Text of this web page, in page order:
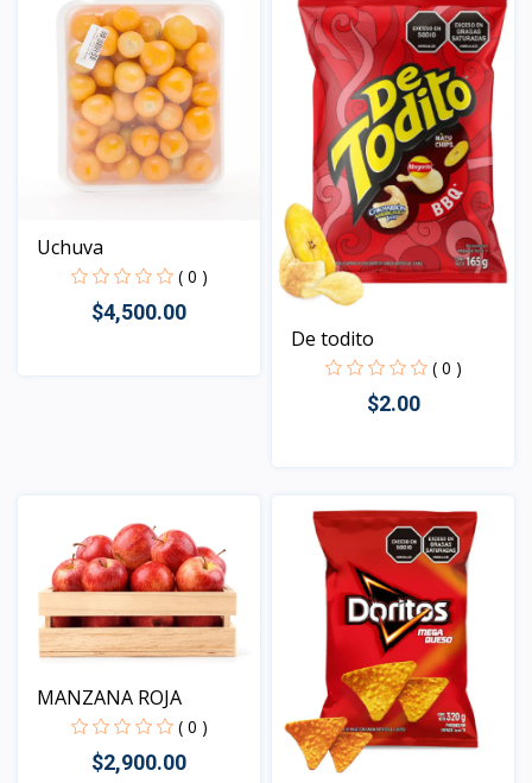
Uchuva
( 0 )
$4,500.00
De todito
( 0 )
$2.00
MANZANA ROJA
( 0 )
$2,900.00